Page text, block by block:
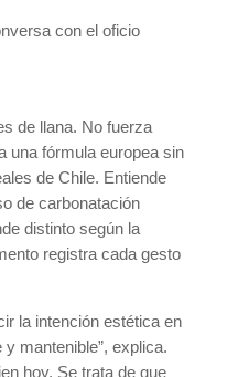
con el oficio
de llana. No fuerza
una fórmula europea sin
de Chile. Entiende
de carbonatación
distinto según la
registra cada gesto
la intención estética en
mantenible”, explica.
hoy. Se trata de que